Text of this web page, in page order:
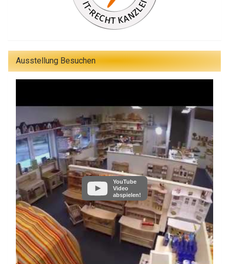
Ausstellung Besuchen
YouTube
Video
abspielen!